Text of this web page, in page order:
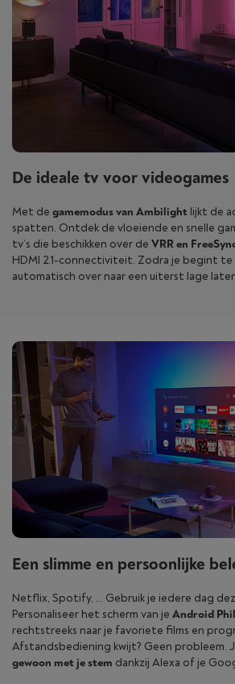
De ideale tv voor videogames
Met de gamemodus van Ambilight lijkt de
spatten. Ontdek de vloeiende en snelle
tv’s die beschikken over de VRR en
HDMI 2.1-connectiviteit. Zodra je begint te
automatisch over naar een uiterst lage
Een slimme en persoonlijke
Netflix, Spotify, … Gebruik je iedere dag
Personaliseer het scherm van je Android
rechtstreeks naar je favoriete films en
Afstandsbediening kwijt? Geen probleem.
gewoon met je stem dankzij Alexa of je